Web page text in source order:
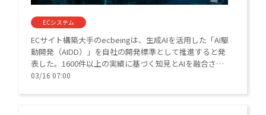
ECシステム
ECサイト構築大手のecbeingは、生成AIを活用した「AI駆
動開発（AIDD）」を自社の開発標準として推進すると発
表した。1600件以上の実績に基づく知見とAIを融合さ
せ、要件定義から運用までを最適化。品質向上とコスト
03/16 07:00